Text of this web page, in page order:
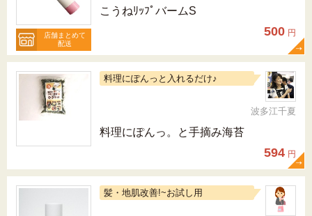
店舗まとめて
配送
こうねﾘｯﾌﾟバームS
500 円
料理にぽんっと入れるだけ♪
波多江千夏
料理にぽんっ。と手摘み海苔
594 円
髪・地肌改善!~お試し用